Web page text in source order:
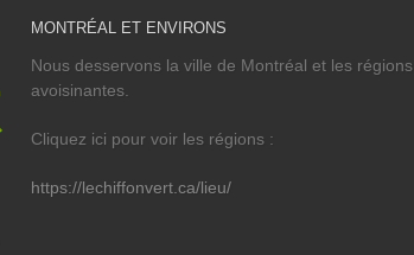
MONTRÉAL ET ENVIRONS
Nous desservons la ville de Montréal et les régions
avoisinantes.
Cliquez ici pour voir les régions :
https://lechiffonvert.ca/lieu/